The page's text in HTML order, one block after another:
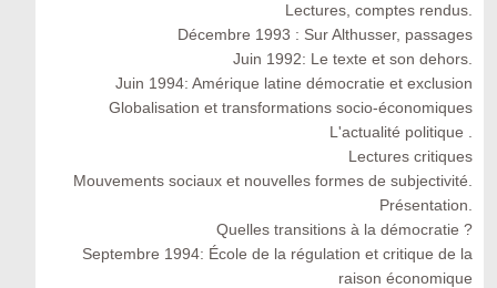
Lectures, comptes rendus.
Décembre 1993 : Sur Althusser, passages
Juin 1992: Le texte et son dehors.
Juin 1994: Amérique latine démocratie et exclusion
Globalisation et transformations socio-économiques
L'actualité politique .
Lectures critiques
Mouvements sociaux et nouvelles formes de subjectivité.
Présentation.
Quelles transitions à la démocratie ?
Septembre 1994: École de la régulation et critique de la
raison économique